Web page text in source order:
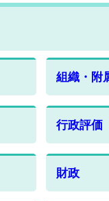
組織・附
行政評価
財政